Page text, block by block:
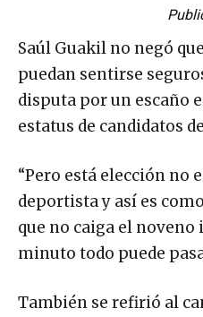
Saúl Guakil no negó
puedan sentirse
disputa por un escaño
estatus de candidatos
“Pero está elección no
deportista y así es
que no caiga el
minuto todo puede
También se refirió al